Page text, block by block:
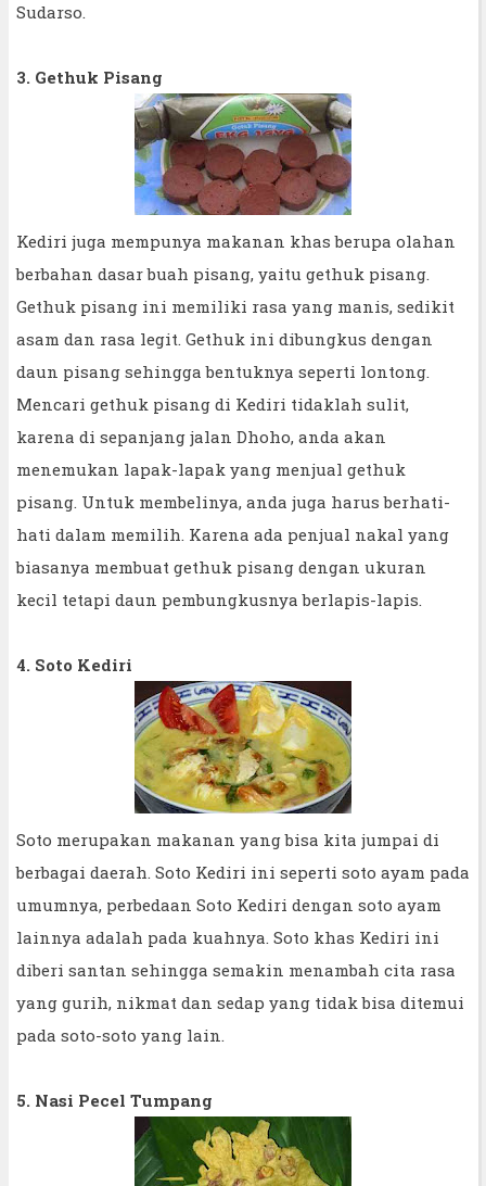
Sudarso.
3. Gethuk Pisang
Kediri juga mempunya makanan khas berupa olahan
berbahan dasar buah pisang, yaitu gethuk pisang.
Gethuk pisang ini memiliki rasa yang manis, sedikit
asam dan rasa legit. Gethuk ini dibungkus dengan
daun pisang sehingga bentuknya seperti lontong.
Mencari gethuk pisang di Kediri tidaklah sulit,
karena di sepanjang jalan Dhoho, anda akan
menemukan lapak-lapak yang menjual gethuk
pisang. Untuk membelinya, anda juga harus berhati-
hati dalam memilih. Karena ada penjual nakal yang
biasanya membuat gethuk pisang dengan ukuran
kecil tetapi daun pembungkusnya berlapis-lapis.
4. Soto Kediri
Soto merupakan makanan yang bisa kita jumpai di
berbagai daerah. Soto Kediri ini seperti soto ayam pada
umumnya, perbedaan Soto Kediri dengan soto ayam
lainnya adalah pada kuahnya. Soto khas Kediri ini
diberi santan sehingga semakin menambah cita rasa
yang gurih, nikmat dan sedap yang tidak bisa ditemui
pada soto-soto yang lain.
5. Nasi Pecel Tumpang